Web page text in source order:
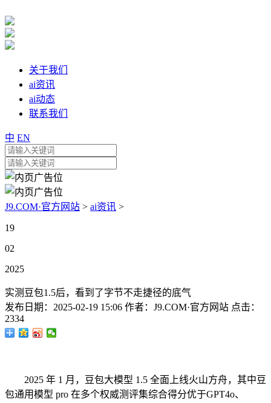
关于我们
ai资讯
ai动态
联系我们
中 EN
J9.COM·官方网站 > ai资讯 >
19
02
2025
实测豆包1.5后，看到了字节不走捷径的底气
发布日期： 2025-02-19 15:06 作者： J9.COM·官方网站 点击：
2334
2025 年 1 月，豆包大模型 1.5 全面上线火山方舟，其中豆
包通用模型 pro 在多个权威测评集综合得分优于GPT4o、